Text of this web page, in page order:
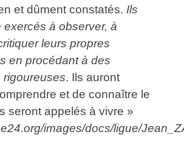
et dûment constatés. Ils
exercés à observer, à
leurs propres
en procédant à des
rigoureuses. Ils auront
et de connaître le
seront appelés à vivre »
images/docs/ligue/